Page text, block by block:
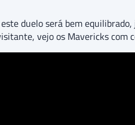
duelo será bem
vejo os Mavericks com